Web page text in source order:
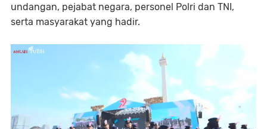
undangan, pejabat negara, personel Polri dan TNI,
serta masyarakat yang hadir.